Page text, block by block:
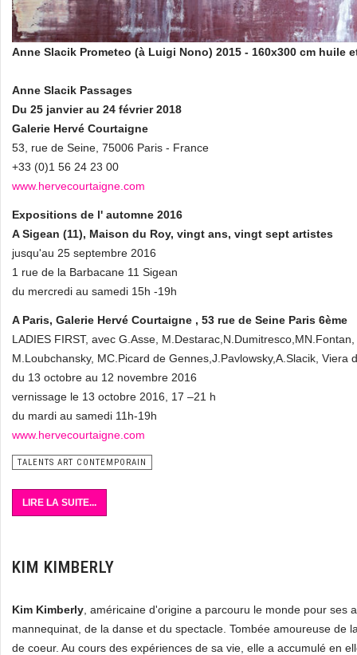
Anne Slacik Prometeo (à Luigi Nono) 2015 - 160x300 cm huile
Anne Slacik Passages
Du 25 janvier au 24 février 2018
Galerie Hervé Courtaigne
53, rue de Seine, 75006 Paris - France
+33 (0)1 56 24 23 00
www.hervecourtaigne.com
Expositions de l' automne 2016
A Sigean (11), Maison du Roy, vingt ans, vingt sept artistes
jusqu'au 25 septembre 2016
1 rue de la Barbacane 11 Sigean
du mercredi au samedi 15h -19h
A Paris, Galerie Hervé Courtaigne , 53 rue de Seine Paris 6ème
LADIES FIRST, avec G.Asse, M.Destarac,N.Dumitresco,MN.Fontan,
M.Loubchansky, MC.Picard de Gennes,J.Pavlowsky,A.Slacik, Viera
du 13 octobre au 12 novembre 2016
vernissage le 13 octobre 2016, 17 –21 h
du mardi au samedi 11h-19h
www.hervecourtaigne.com
TALENTS ART CONTEMPORAIN
LIRE LA SUITE...
KIM KIMBERLY
Kim Kimberly , américaine d'origine a parcouru le monde pour ses
mannequinat, de la danse et du spectacle. Tombée amoureuse de
de coeur. Au cours des expériences de sa vie, elle a accumulé en